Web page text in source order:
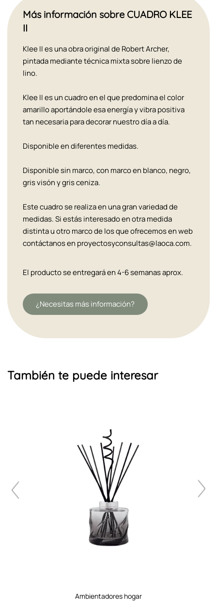
Más información sobre CUADRO KLEE
II
Klee II es una obra original de Robert Archer,
pintada mediante técnica mixta sobre lienzo de
lino.
Klee II es un cuadro en el que predomina el color
amarillo aportándole esa energía y vibra positiva
tan necesaria para decorar nuestro día a día.
Disponible en diferentes medidas.
Disponible sin marco, con marco en blanco, negro,
gris visón y gris ceniza.
Este cuadro se realiza en una gran variedad de
medidas. Si estás interesado en otra medida
distinta u otro marco de los que ofrecemos en web
contáctanos en proyectosyconsultas@laoca.com.
El producto se entregará en 4-6 semanas aprox.
¿Necesitas más información?
También te puede interesar